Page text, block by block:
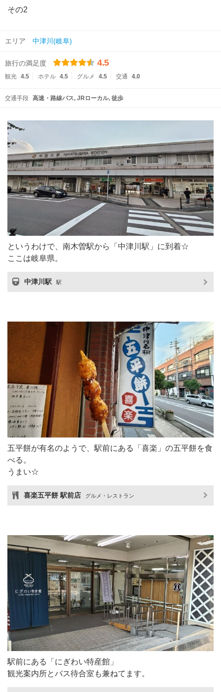
その2
エリア 中津川(岐阜)
旅行の満足度 4.5
観光 4.5 ホテル 4.5 グルメ 4.5 交通 4.0
交通手段 高速・路線バス JRローカル 徒歩
というわけで、南木曽駅から「中津川駅」に到着☆
ここは岐阜県。
中津川駅 駅
五平餅が有名のようで、駅前にある「喜楽」の五平餅を食
べる。
うまい☆
喜楽五平餅 駅前店 グルメ・レストラン
駅前にある「にぎわい特産館」
観光案内所とバス待合室も兼ねてます。